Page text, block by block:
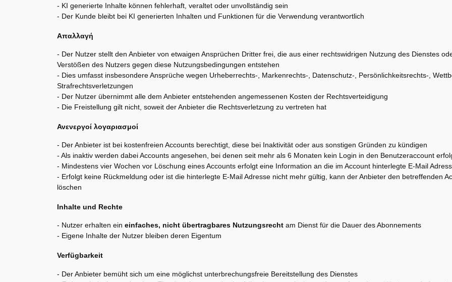
- KI generierte Inhalte können fehlerhaft, veraltet oder unvollständig sein
- Der Kunde bleibt bei KI generierten Inhalten und Funktionen für die Verwendung verantwortlich
Απαλλαγή
- Der Nutzer stellt den Anbieter von etwaigen Ansprüchen Dritter frei, die aus einer rechtswidrigen Nutzung des Dienstes
Verstößen des Nutzers gegen diese Nutzungsbedingungen entstehen
- Dies umfasst insbesondere Ansprüche wegen Urheberrechts-, Markenrechts-, Datenschutz-, Persönlichkeitsrechts-,
Strafrechtsverletzungen
- Der Nutzer übernimmt alle dem Anbieter entstehenden angemessenen Kosten der Rechtsverteidigung
- Die Freistellung gilt nicht, soweit der Anbieter die Rechtsverletzung zu vertreten hat
Ανενεργοί λογαριασμοί
- Der Anbieter ist bei kostenfreien Accounts berechtigt, diese bei Inaktivität oder aus sonstigen Gründen zu kündigen
- Als inaktiv werden dabei Accounts angesehen, bei denen seit mehr als 6 Monaten kein Login in den Benutzeraccount
- Mindestens vier Wochen vor Löschung eines Accounts erfolgt eine Information an die im Account hinterlegte E-Mail
- Erfolgt keine Rückmeldung oder ist die hinterlegte E-Mail Adresse nicht mehr gültig, kann der Anbieter den betreffenden
löschen
Inhalte und Rechte
- Nutzer erhalten ein einfaches, nicht übertragbares Nutzungsrechtam Dienst für die Dauer des Abonnements
- Eigene Inhalte der Nutzer bleiben deren Eigentum
Verfügbarkeit
- Der Anbieter bemüht sich um eine möglichst unterbrechungsfreie Bereitstellung des Dienstes